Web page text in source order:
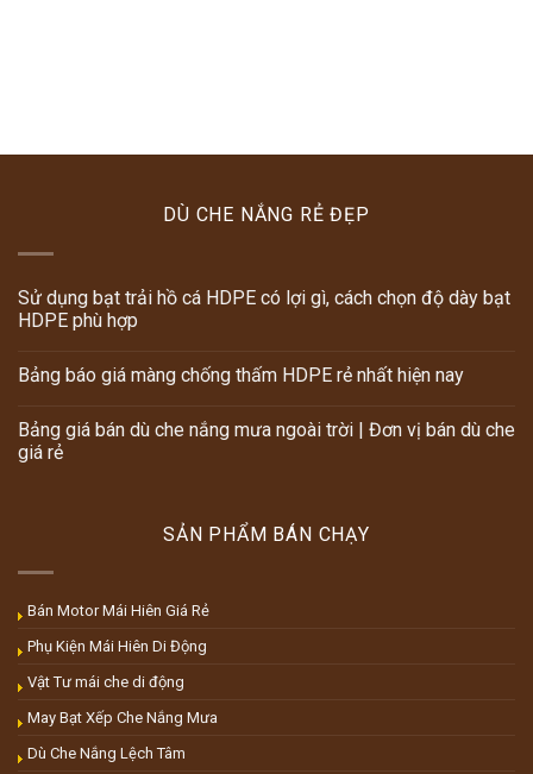
DÙ CHE NẮNG RẺ ĐẸP
Sử dụng bạt trải hồ cá HDPE có lợi gì, cách chọn độ dày bạt
HDPE phù hợp
Bảng báo giá màng chống thấm HDPE rẻ nhất hiện nay
Bảng giá bán dù che nắng mưa ngoài trời | Đơn vị bán dù che
giá rẻ
SẢN PHẨM BÁN CHẠY
Bán Motor Mái Hiên Giá Rẻ
Phụ Kiện Mái Hiên Di Động
Vật Tư mái che di động
May Bạt Xếp Che Nắng Mưa
Dù Che Nắng Lệch Tâm